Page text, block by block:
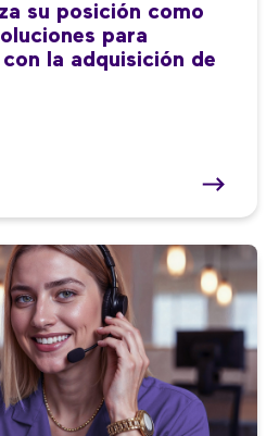
su posición como
para
la adquisición de